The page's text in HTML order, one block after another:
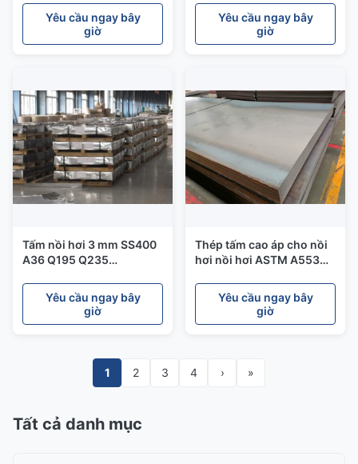
Q345C Q345D
Yêu cầu ngay bây
giờ
cường độ cao
Yêu cầu ngay bây
giờ
Tấm nồi hơi 3 mm SS400
A36 Q195 Q235
cao hợp kim thấp
Yêu cầu ngay bây
giờ
Thép tấm cao áp cho nồi
hơi nồi hơi ASTM A553
Yêu cầu ngay bây
giờ
1 2 3 4 › »
Tất cả danh mục